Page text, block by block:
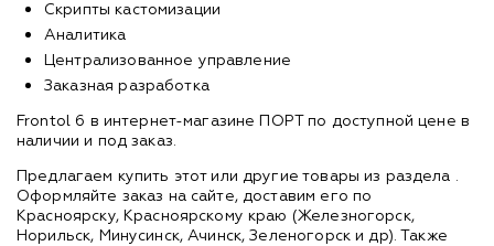
Скрипты кастомизации
Аналитика
Централизованное управление
Заказная разработка
Frontol 6 в интернет-магазине ПОРТ по доступной цене в
наличии и под заказ.
Предлагаем купить этот или другие товары из раздела .
Оформляйте заказ на сайте, доставим его по
Красноярску, Красноярскому краю (Железногорск,
Норильск, Минусинск, Ачинск, Зеленогорск и др). Также